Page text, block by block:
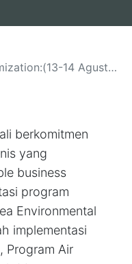
Bandung)(3-4 September 2026, Lombok)(10-11 September 2026, Yogyakarta)
berkomitmen
yang
business
program
Environmental
implementasi
Program Air